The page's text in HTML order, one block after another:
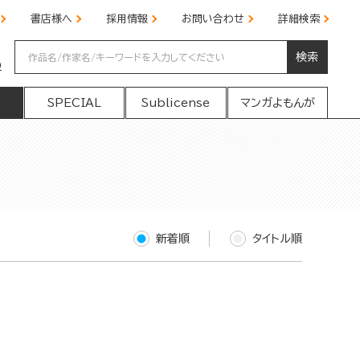
書店様へ 採用情報 お問い合わせ 詳細検索
検索
SPECIAL Sublicense マンガよもんが
新着順 タイトル順